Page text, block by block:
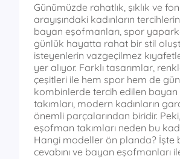
Günümüzde rahatlık, şıklık ve
arayışındaki kadınların
bayan eşofmanları, spor
günlük hayatta rahat bir stil
isteyenlerin vazgeçilmez
yer alıyor. Farklı tasarımlar,
çeşitleri ile hem spor hem de
kombinlerde tercih edilen
takımları, modern kadınların
önemli parçalarından biridir.
eşofman takımları neden bu
Hangi modeller ön planda? İşte
cevabını ve bayan eşofmanları